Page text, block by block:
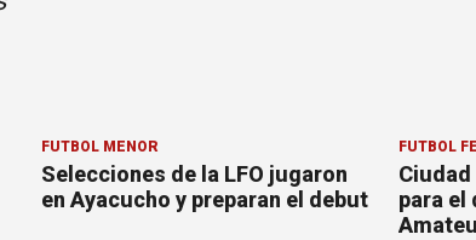
FÚTBOL MENOR
Selecciones de la LFO jugaron
en Ayacucho y preparan el debut
FÚTBOL
para el